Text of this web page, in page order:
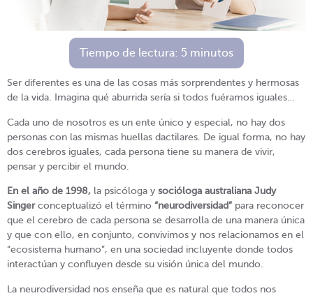
Tiempo de lectura: 5 minutos
Ser diferentes es una de las cosas más sorprendentes y hermosas
de la vida. Imagina qué aburrida sería si todos fuéramos iguales…
Cada uno de nosotros es un ente único y especial, no hay dos
personas con las mismas huellas dactilares. De igual forma, no hay
dos cerebros iguales, cada persona tiene su manera de vivir,
pensar y percibir el mundo.
En el año de 1998, la psicóloga y socióloga australiana Judy
Singerconceptualizó el término “neurodiversidad” para reconocer
que el cerebro de cada persona se desarrolla de una manera única
y que con ello, en conjunto, convivimos y nos relacionamos en el
“ecosistema humano”, en una sociedad incluyente donde todos
interactúan y confluyen desde su visión única del mundo.
La neurodiversidad nos enseña que es natural que todos nos